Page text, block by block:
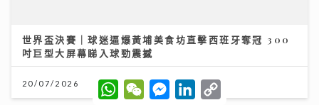
高峰show」以「我們的收藏品」為主題 眾歌手傾力獻唱
交流收藏故事
24/07/2026
W
h
W
e
M
e
L
o